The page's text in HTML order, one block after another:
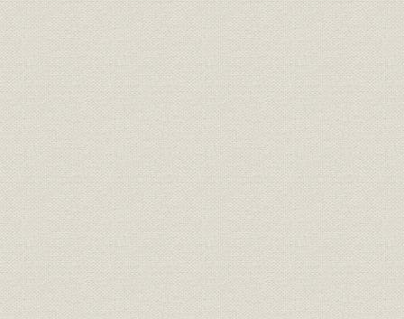
第11節 レーザー科学研究グループの中の半導体工学
第12節 国際フロンティア研究システムの中の半導体研究
第13節 表面界面工学研究からナノサイエンスの研究へ
第14節 生化学システム研究室
〔補遺〕自動車産業に貢献した薄鋼板のプレス技術 《薄鋼板成形
第1節 自動車・鉄鋼産業と理研の関わり
第2節 経済の成長と体系的な成形性研究
第3章 工作部の100年
第1節 工作係の誕生と拡張の時代